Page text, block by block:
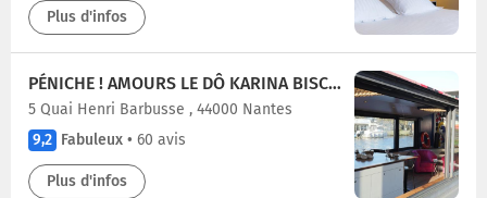
Plus d'infos
PÉNICHE ! AMOURS LE DÔ KARINA BISCH 2019
5 Quai Henri Barbusse , 44000 Nantes
9,2 Fabuleux • 60 avis
Plus d'infos